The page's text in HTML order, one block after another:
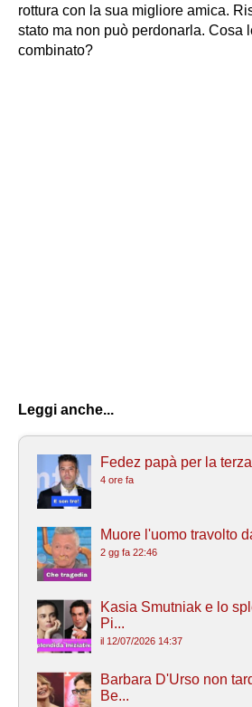
rottura con la sua migliore amica.
stato ma non può perdonarla. Cosa
combinato?
Leggi anche...
Fedez papà per la
4 ore fa
Muore l'uomo travolto
2 gg fa 22:46
Kasia Smutniak e lo
Pi...
il 12/07/2026 14:37
Barbara D'Urso non
Be...